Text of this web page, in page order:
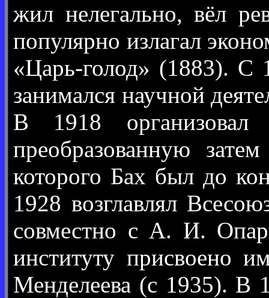
жил нелегально, вёл
популярно излагал
«Царь-голод» (1883).
занимался научной
В 1918
преобразованную
которого Бах был до
1928 возглавлял
совместно с А. И.
институту присвоено
Менделеева (с 1935). В